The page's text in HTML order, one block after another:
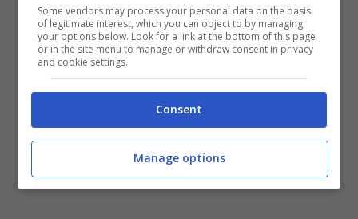
notizia fa sognare i tifosi
Some vendors may process your personal data on the basis
of legitimate interest, which you can object to by managing
your options below. Look for a link at the bottom of this page
or in the site menu to manage or withdraw consent in privacy
and cookie settings.
Consent
Manage options